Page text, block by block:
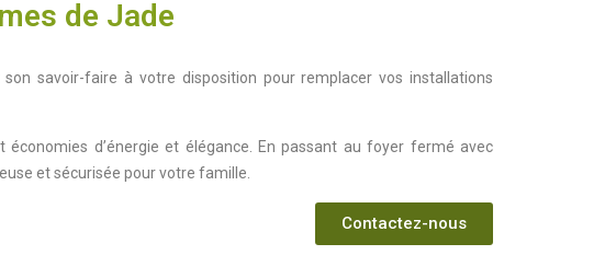
de Jade
savoir-faire à votre disposition pour remplacer vos installations
d’énergie et élégance. En passant au foyer fermé avec
et sécurisée pour votre famille.
Contactez-nous